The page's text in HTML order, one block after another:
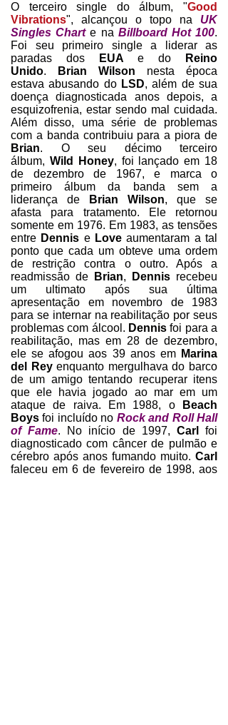
O terceiro single do álbum, "Good
Vibrations", alcançou o topo na UK
Singles Charte na Billboard Hot 100.
Foi seu primeiro single a liderar as
paradas dos
EUA e do
Reino
Unido. Brian Wilson nesta época
estava abusando doLSD, além de sua
doença diagnosticada anos depois, a
esquizofrenia, estar sendo mal cuidada.
Além disso, uma série de problemas
com a banda contribuiu para a piora de
Brian. O seu décimo terceiro
álbum, Wild Honey, foi lançado em 18
de dezembro de 1967, e marca o
primeiro álbum da banda sem a
liderança de
Brian Wilson, que se
afasta para tratamento. Ele retornou
somente em 1976. Em 1983, as tensões
entre Dennis e Loveaumentaram a tal
ponto que cada um obteve uma ordem
de restrição contra o outro. Após a
readmissão de
Brian, Dennis recebeu
um ultimato após sua última
apresentação em novembro de 1983
para se internar na reabilitação por seus
problemas com álcool. Dennisfoi para a
reabilitação, mas em 28 de dezembro,
ele se afogou aos 39 anos em Marina
del Reyenquanto mergulhava do barco
de um amigo tentando recuperar itens
que ele havia jogado ao mar em um
ataque de raiva. Em 1988, o
Beach
Boysfoi incluído no Rock and Roll Hall
of Fame. No início de 1997, Carlfoi
diagnosticado com câncer de pulmão e
cérebro após anos fumando muito. Carl
faleceu em 6 de fevereiro de 1998, aos